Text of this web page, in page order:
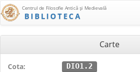
Centrul de Filosofie Antică şi Medievală
BIBLIOTECA
Carte
Cota: DIO1.2